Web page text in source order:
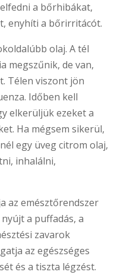
a bőrhibákat,
enyhíti a bőrirritácót.
olaj. A tél
megszűnik, de van,
Télen viszont jön
Időben kell
elkerüljük ezeket a
Ha mégsem sikerül,
egy üveg citrom olaj,
inhalálni,
az emésztőrendszer
a puffadás, a
zavarok
az egészséges
és a tiszta légzést.